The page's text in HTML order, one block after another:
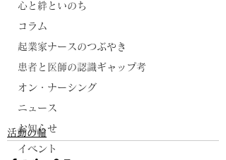
心と絆といのち
コラム
起業家ナースのつぶやき
患者と医師の認識ギャップ考
オン・ナーシング
ニュース
お知らせ
イベント
活動の輪